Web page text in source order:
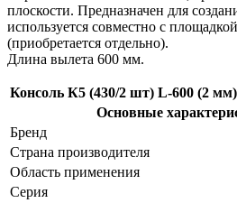
плоскости. Предназначен для
используется совместно с
(приобретается отдельно).
Длина вылета 600 мм.
Консоль К5 (430/2 шт) L-600 (2
Основные
Бренд
Страна производителя
Область применения
Серия